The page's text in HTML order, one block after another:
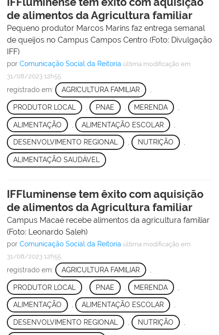
de alimentos da Agricultura familiar
Pequeno produtor Marcos Marins faz entrega semanal
de queijos no Campus Campos Centro (Foto: Divulgação
IFF)
por Comunicação Social da Reitoria última modificação em
31/08/2023 12h55
registrado em: AGRICULTURA FAMILIAR ,
PRODUTOR LOCAL PNAE MERENDA
ALIMENTAÇÃO ALIMENTAÇÃO ESCOLAR
DESENVOLVIMENTO REGIONAL , NUTRIÇÃO ,
ALIMENTAÇÃO SAUDÁVEL
IFFluminense tem êxito com aquisição
de alimentos da Agricultura familiar
Campus Macaé recebe alimentos da agricultura familiar
(Foto: Leonardo Saleh)
por Comunicação Social da Reitoria última modificação em
31/08/2023 12h55
registrado em: AGRICULTURA FAMILIAR
PRODUTOR LOCAL PNAE MERENDA
ALIMENTAÇÃO , ALIMENTAÇÃO ESCOLAR ,
DESENVOLVIMENTO REGIONAL NUTRIÇÃO